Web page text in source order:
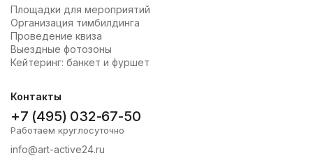
Площадки для мероприятий
Организация тимбилдинга
Проведение квиза
Выездные фотозоны
Кейтеринг: банкет и фуршет
Контакты
+7 (495) 032-67-50
Работаем круглосуточно
info@art-active24.ru